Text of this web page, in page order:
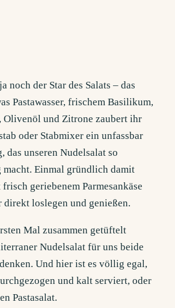
noch der Star des Salats – das
Pastawasser, frischem Basilikum,
Olivenöl und Zitrone zaubert ihr
oder Stabmixer ein unfassbar
das unseren Nudelsalat so
Einmal gründlich damit
geriebenem Parmesankäse
direkt loslegen und genießen.
Mal zusammen getüftelt
Nudelsalat für uns beide
Und hier ist es völlig egal,
und kalt serviert, oder
Pastasalat.